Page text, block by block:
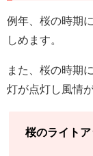
例年、桜の時期
しめます。
また、桜の時期
灯が点灯し風情
桜のライト